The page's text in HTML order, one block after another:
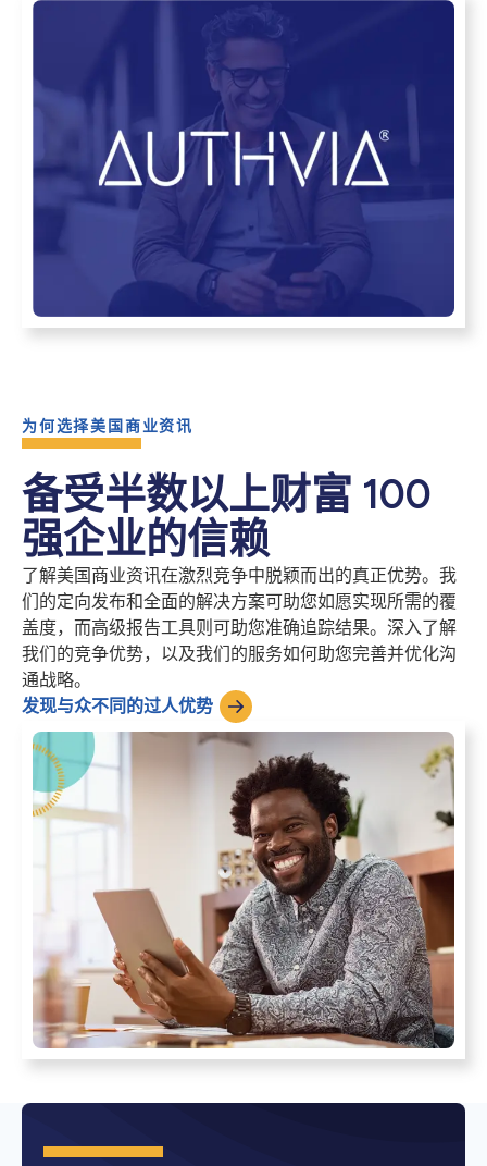
为何选择美国商业资讯
备受半数以上财富 100
强企业的信赖
了解美国商业资讯在激烈竞争中脱颖而出的真正优势。我
们的定向发布和全面的解决方案可助您如愿实现所需的覆
盖度，而高级报告工具则可助您准确追踪结果。深入了解
我们的竞争优势，以及我们的服务如何助您完善并优化沟
通战略。
发现与众不同的过人优势